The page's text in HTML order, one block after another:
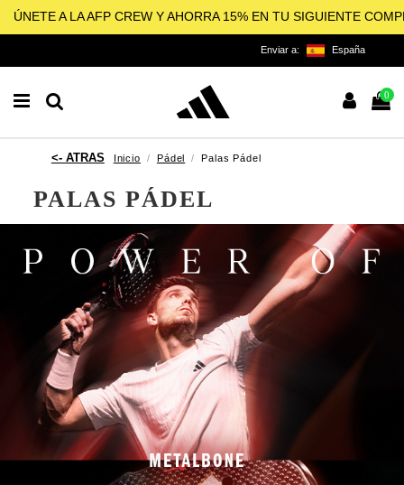
ÚNETE A LA AFP CREW Y AHORRA 15% EN TU SIGUIENTE
Enviar a: España
0
Inicio Pádel Palas Pádel
PALAS PÁDEL